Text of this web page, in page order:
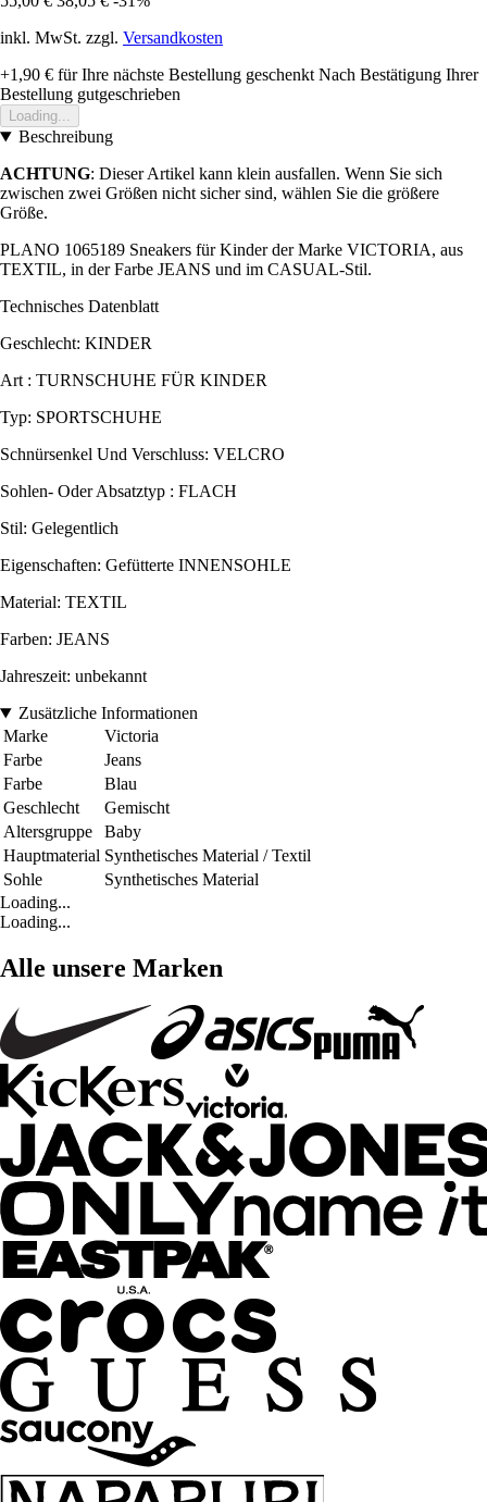
inkl. MwSt. zzgl. Versandkosten
+1,90 € für Ihre nächste Bestellung geschenkt Nach Bestätigung Ihrer
Bestellung gutgeschrieben
Loading...
Beschreibung
ACHTUNG: Dieser Artikel kann klein ausfallen. Wenn Sie sich
zwischen zwei Größen nicht sicher sind, wählen Sie die größere
Größe.
PLANO 1065189 Sneakers für Kinder der Marke VICTORIA, aus
TEXTIL, in der Farbe JEANS und im CASUAL-Stil.
Technisches Datenblatt
Geschlecht: KINDER
Art : TURNSCHUHE FÜR KINDER
Typ: SPORTSCHUHE
Schnürsenkel Und Verschluss: VELCRO
Sohlen- Oder Absatztyp : FLACH
Stil: Gelegentlich
Eigenschaften: Gefütterte INNENSOHLE
Material: TEXTIL
Farben: JEANS
Jahreszeit: unbekannt
Zusätzliche Informationen
Marke
Victoria
Farbe
Jeans
Farbe
Blau
Geschlecht
Gemischt
Altersgruppe
Baby
Hauptmaterial Synthetisches Material / Textil
Sohle
Synthetisches Material
Loading...
Loading...
Alle unsere Marken